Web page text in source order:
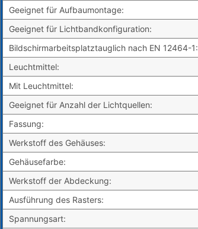
Geeignet für Aufbaumontage:
Geeignet für Lichtbandkonfiguration:
Bildschirmarbeitsplatztauglich nach EN 12464-1:
Leuchtmittel:
Mit Leuchtmittel:
Geeignet für Anzahl der Lichtquellen:
Fassung:
Werkstoff des Gehäuses:
Gehäusefarbe:
Werkstoff der Abdeckung:
Ausführung des Rasters:
Spannungsart: